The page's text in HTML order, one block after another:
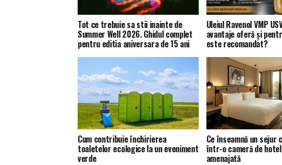
Tot ce trebuie sa stii inainte de
Summer Well 2026. Ghidul complet
pentru editia aniversara de 15 ani
Uleiul Ravenol VMP
avantaje oferă și
este recomandat?
Cum contribuie închirierea
toaletelor ecologice la un eveniment
verde
Ce înseamnă un
într-o cameră de
amenajată